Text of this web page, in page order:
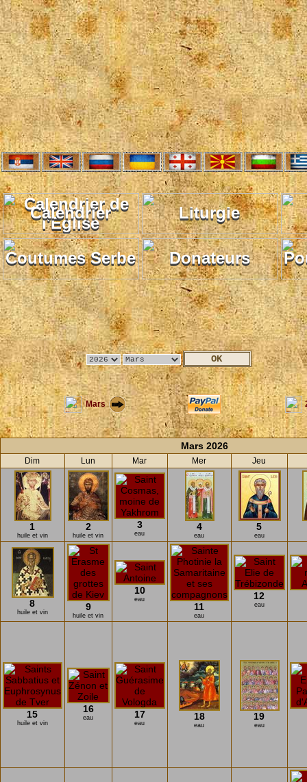
Calendrier Liturgie
Coutumes Serbe Donateurs
Mars
Mars 2026
Dim Lun Mar Mer Jeu
1
huile et vin
2
huile et vin
3
eau
4
eau
5
eau
8
huile et vin 9
huile et vin
10
eau
11
eau
12
eau
15
huile et vin
16
eau 17
eau
18
eau
19
eau